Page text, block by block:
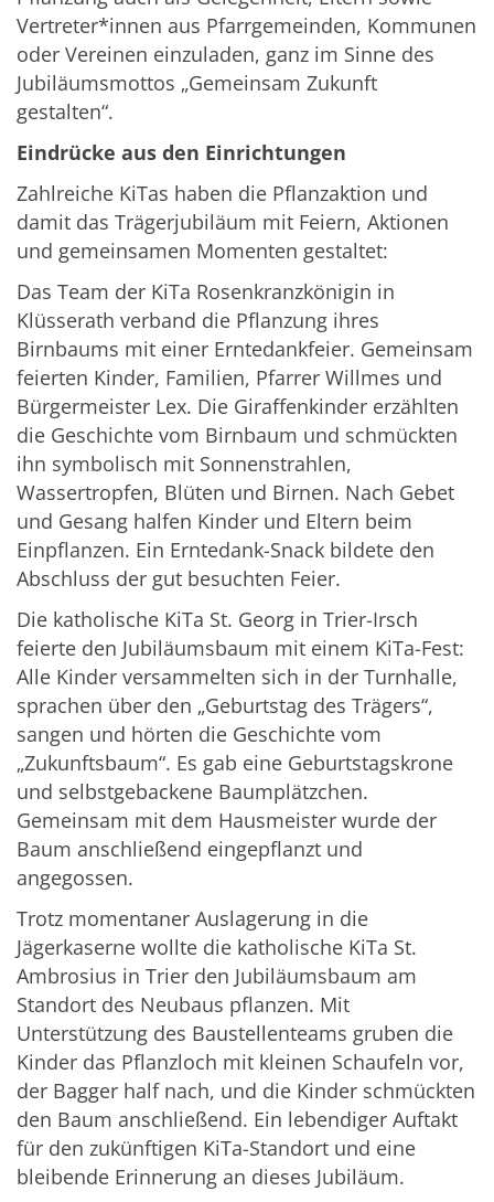
Vertreter*innen aus Pfarrgemeinden, Kommunen
oder Vereinen einzuladen, ganz im Sinne des
Jubiläumsmottos „Gemeinsam Zukunft
gestalten“.
Eindrücke aus den Einrichtungen
Zahlreiche KiTas haben die Pflanzaktion und
damit das Trägerjubiläum mit Feiern, Aktionen
und gemeinsamen Momenten gestaltet:
Das Team der KiTa Rosenkranzkönigin in
Klüsserath verband die Pflanzung ihres
Birnbaums mit einer Erntedankfeier. Gemeinsam
feierten Kinder, Familien, Pfarrer Willmes und
Bürgermeister Lex. Die Giraffenkinder erzählten
die Geschichte vom Birnbaum und schmückten
ihn symbolisch mit Sonnenstrahlen,
Wassertropfen, Blüten und Birnen. Nach Gebet
und Gesang halfen Kinder und Eltern beim
Einpflanzen. Ein Erntedank-Snack bildete den
Abschluss der gut besuchten Feier.
Die katholische KiTa St. Georg in Trier-Irsch
feierte den Jubiläumsbaum mit einem KiTa-Fest:
Alle Kinder versammelten sich in der Turnhalle,
sprachen über den „Geburtstag des Trägers“,
sangen und hörten die Geschichte vom
„Zukunftsbaum“. Es gab eine Geburtstagskrone
und selbstgebackene Baumplätzchen.
Gemeinsam mit dem Hausmeister wurde der
Baum anschließend eingepflanzt und
angegossen.
Trotz momentaner Auslagerung in die
Jägerkaserne wollte die katholische KiTa St.
Ambrosius in Trier den Jubiläumsbaum am
Standort des Neubaus pflanzen. Mit
Unterstützung des Baustellenteams gruben die
Kinder das Pflanzloch mit kleinen Schaufeln vor,
der Bagger half nach, und die Kinder schmückten
den Baum anschließend. Ein lebendiger Auftakt
für den zukünftigen KiTa-Standort und eine
bleibende Erinnerung an dieses Jubiläum.